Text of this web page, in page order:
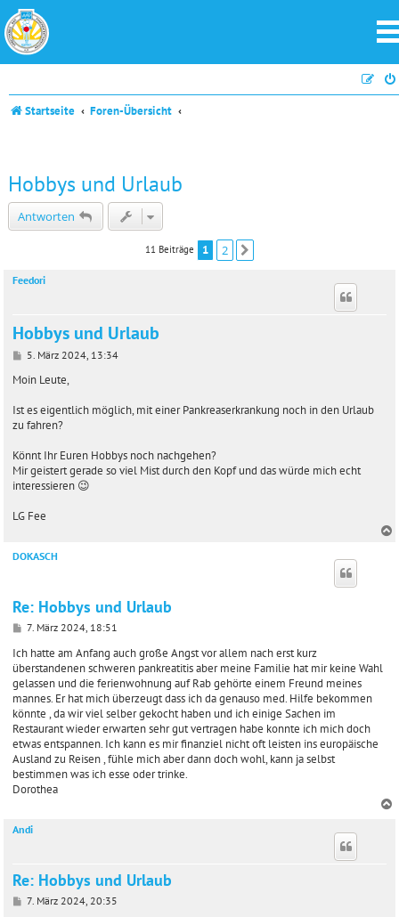
Startseite Foren-Übersicht
Hobbys und Urlaub
Antworten
11 Beiträge 1 2
Feedori
Hobbys und Urlaub
B
i
a
g
5. März 2024, 13:34
Moin Leute,
Ist es eigentlich möglich, mit einer Pankreaserkrankung noch in den Urlaub
zu fahren?
Könnt Ihr Euren Hobbys noch nachgehen?
Mir geistert gerade so viel Mist durch den Kopf und das würde mich echt
interessieren 😉
LG Fee
DOKASCH
Re: Hobbys und Urlaub
B
i
t
r
a
g
7. März 2024, 18:51
Ich hatte am Anfang auch große Angst vor allem nach erst kurz
überstandenen schweren pankreatitis aber meine Familie hat mir keine Wahl
gelassen und die ferienwohnung auf Rab gehörte einem Freund meines
mannes. Er hat mich überzeugt dass ich da genauso med. Hilfe bekommen
könnte , da wir viel selber gekocht haben und ich einige Sachen im
Restaurant wieder erwarten sehr gut vertragen habe konnte ich mich doch
etwas entspannen. Ich kann es mir finanziel nicht oft leisten ins europäische
Ausland zu Reisen , fühle mich aber dann doch wohl, kann ja selbst
bestimmen was ich esse oder trinke.
Dorothea
Andi
Re: Hobbys und Urlaub
B7. März 2024, 20:35